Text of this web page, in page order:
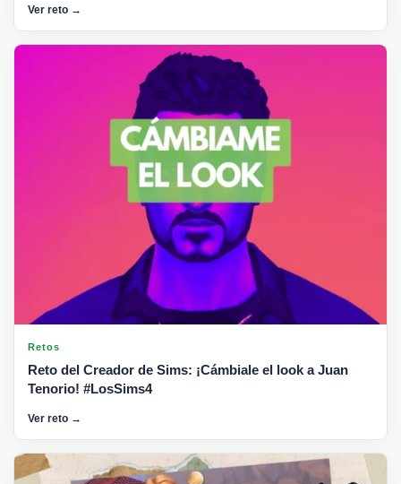
Ver reto →
Retos
Reto del Creador de Sims: ¡Cámbiale el look a Juan
Tenorio! #LosSims4
Ver reto →